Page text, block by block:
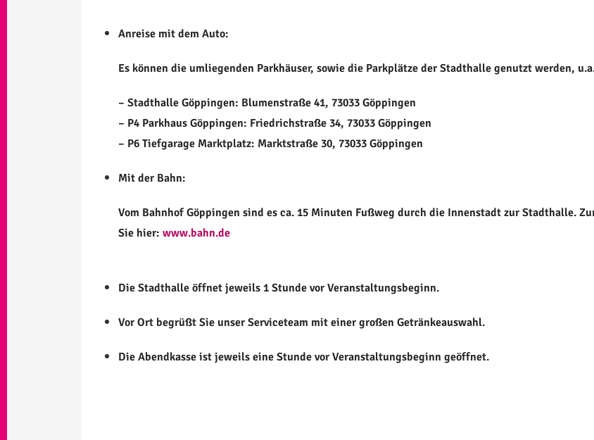
Anreise mit dem Auto:
Es können die umliegenden Parkhäuser, sowie die Parkplätze der Stadthalle genutzt werden,
– Stadthalle Göppingen: Blumenstraße 41, 73033 Göppingen
– P4 Parkhaus Göppingen: Friedrichstraße 34, 73033 Göppingen
– P6 Tiefgarage Marktplatz: Marktstraße 30, 73033 Göppingen
Mit der Bahn:
Vom Bahnhof Göppingen sind es ca. 15 Minuten Fußweg durch die Innenstadt zur Stadthalle.
Sie hier: www.bahn.de
Die Stadthalle öffnet jeweils 1 Stunde vor Veranstaltungsbeginn.
Vor Ort begrüßt Sie unser Serviceteam mit einer großen Getränkeauswahl.
Die Abendkasse ist jeweils eine Stunde vor Veranstaltungsbeginn geöffnet.